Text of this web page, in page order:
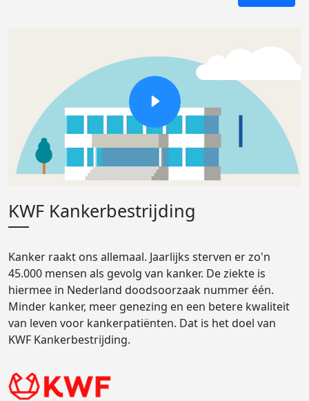
KWF Kankerbestrijding
Kanker raakt ons allemaal. Jaarlijks sterven er zo'n
45.000 mensen als gevolg van kanker. De ziekte is
hiermee in Nederland doodsoorzaak nummer één.
Minder kanker, meer genezing en een betere kwaliteit
van leven voor kankerpatiënten. Dat is het doel van
KWF Kankerbestrijding.